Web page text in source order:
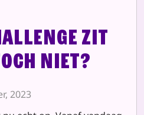
zit
niet?
2023